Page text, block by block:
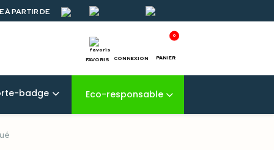
À PARTIR DE
FAVORIS CONNEXION PANIER
0
badge Eco-responsable